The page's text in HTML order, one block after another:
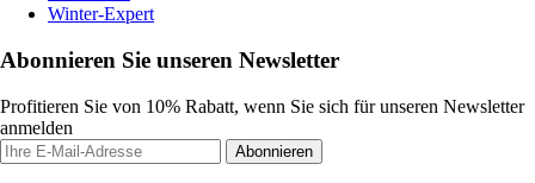
Winter-Expert
Abonnieren Sie unseren Newsletter
Profitieren Sie von 10% Rabatt, wenn Sie sich für unseren Newsletter
anmelden
Abonnieren